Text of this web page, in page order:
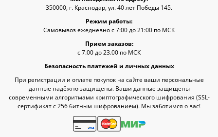
350000, г. Краснодар, ул. 40 лет Победы 145.
Режим работы:
Самовывоз ежедневно с 7:00 до 21:00 по МСК
Прием заказов:
с 7.00 до 23.00 по МСК
Безопасность платежей и личных данных
При регистрации и оплате покупок на сайте ваши персональные
данные надёжно защищены. Ваши данные защищены
современными алгоритмами криптографического шифрования (SSL-
сертификат c 256 битным шифрованием). Мы заботимся о вас!